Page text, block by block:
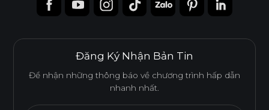
Đăng Ký Nhận Bản Tin
Để nhận những thông báo về chương trình hấp dẫn
nhanh nhất.